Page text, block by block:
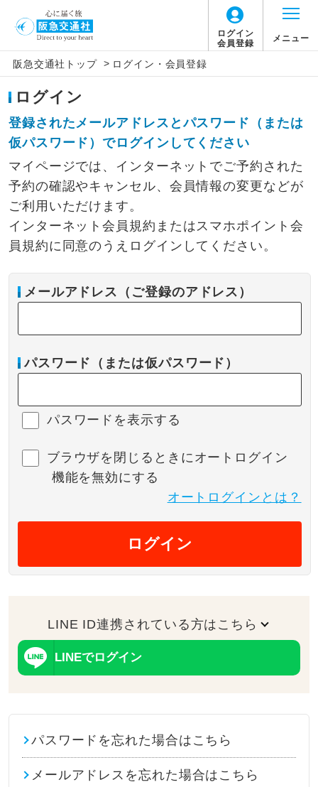
ログイン
会員登録
メニュー
阪急交通社トップ > ログイン・会員登録
ログイン
登録されたメールアドレスとパスワード（または
仮パスワード）でログインしてください
マイページでは、インターネットでご予約された
予約の確認やキャンセル、会員情報の変更などが
ご利用いただけます。
インターネット会員規約またはスマホポイント会
員規約に同意のうえログインしてください。
メールアドレス（ご登録のアドレス）
パスワード（または仮パスワード）
パスワードを表示する
ブラウザを閉じるときにオートログイン
機能を無効にする
オートログインとは？
ログイン
LINE ID連携されている方はこちら
LINEでログイン
パスワードを忘れた場合はこちら
メールアドレスを忘れた場合はこちら